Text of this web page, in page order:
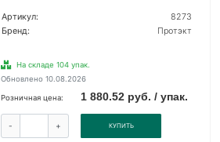
Артикул:
8273
Бренд:
Протэкт
На складе 104 упак.
Обновлено 10.08.2026
Розничная цена: 1 880.52 руб. / упак.
- + КУПИТЬ